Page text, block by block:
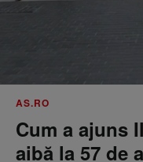
AS.RO
Cum a ajuns
aibă la 57 de